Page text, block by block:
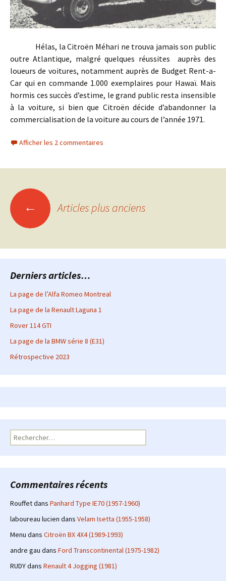
Hélas, la Citroën Méhari ne trouva jamais son public
outre Atlantique, malgré quelques réussites auprès des
loueurs de voitures, notamment auprès de Budget Rent-a-
Car qui en commande 1.000 exemplaires pour Hawaï. Mais
hormis ces succès d’estime, le grand public resta insensible
à la voiture, si bien que Citroën décide d’abandonner la
commercialisation de la voiture au cours de l’année 1971.
Afficher les 2 commentaires
Navigation
des
articles
← Articles plus anciens
Derniers articles…
La page de l’Alfa Romeo Montreal
La page de la Renault Laguna 1
Rover 114 GTI
La page de la BMW série 8 (E31)
Rétrospective 2023
Rechercher :
Commentaires récents
Rouffetdans Panhard Type IE70 (1957-1960)
laboureau lucien dans Velam Isetta (1955-1958)
Menu dans Citroën BX 4X4 (1989-1993)
andre gau dans Ford Transcontinental (1975-1982)
RUDYdans Renault 4 Jogging (1981)